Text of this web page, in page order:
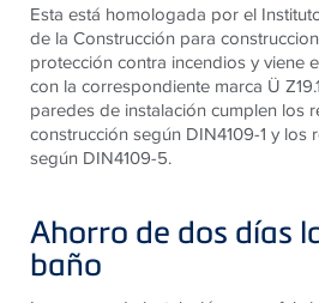
Esta está homologada por el
de la Construcción para
protección contra incendios y viene
con la correspondiente marca Ü
paredes de instalación cumplen los
construcción según DIN4109-1 y los
según DIN4109-5.
Ahorro de dos días
baño